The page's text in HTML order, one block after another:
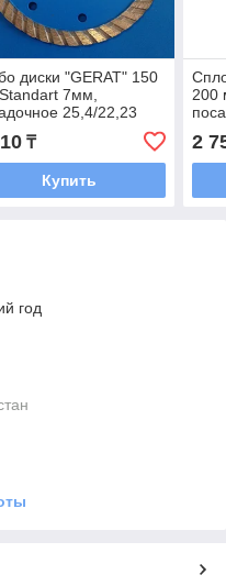
диски "GERAT" 150
7мм,
25,4/22,23
₸
Купить
200
2
год